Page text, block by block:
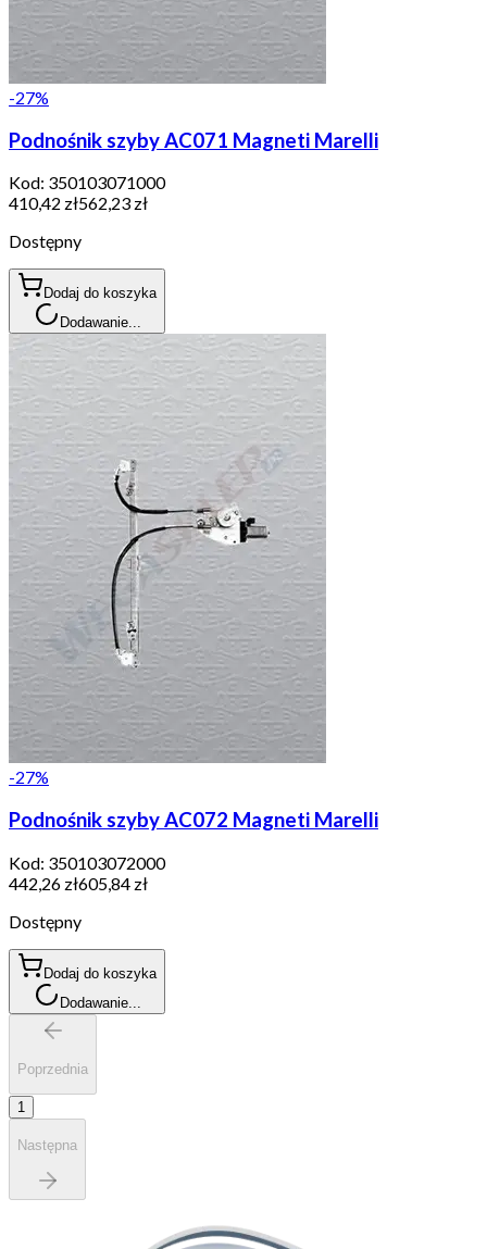
-27%
Podnośnik szyby AC071 Magneti Marelli
Kod: 350103071000
410,42 zł562,23 zł
Dostępny
Dodaj do koszyka
Dodawanie...
-27%
Podnośnik szyby AC072 Magneti Marelli
Kod: 350103072000
442,26 zł605,84 zł
Dostępny
Dodaj do koszyka
Dodawanie...
Poprzednia
1
Następna